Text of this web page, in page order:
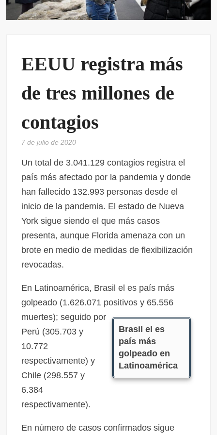
EEUU registra más
de tres millones de
contagios
7 de julio de 2020
Un total de 3.041.129 contagios registra el
país más afectado por la pandemia y donde
han fallecido 132.993 personas desde el
inicio de la pandemia. El estado de Nueva
York sigue siendo el que más casos
presenta, aunque Florida amenaza con un
brote en medio de medidas de flexibilización
revocadas.
Brasil el es
país más
golpeado en
Latinoamérica
En Latinoamérica, Brasil el es país más
golpeado (1.626.071 positivos y 65.556
muertes); seguido por
Perú (305.703 y
10.772
respectivamente) y
Chile (298.557 y
6.384
respectivamente).
En número de casos confirmados sigue